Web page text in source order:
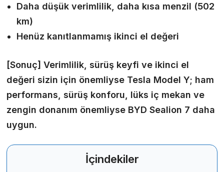
Daha düşük verimlilik, daha kısa menzil (502
km)
Henüz kanıtlanmamış ikinci el değeri
[Sonuç] Verimlilik, sürüş keyfi ve ikinci el
değeri sizin için önemliyse Tesla Model Y; ham
performans, sürüş konforu, lüks iç mekan ve
zengin donanım önemliyse BYD Sealion 7 daha
uygun.
İçindekiler